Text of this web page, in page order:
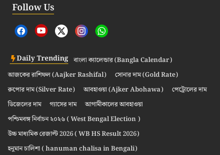
Follow Us
Daily Trending বাংলা ক্যালেন্ডার (Bangla Calendar)
আজকের রাশিফল (Aajker Rashifal)
সোনার দাম (Gold Rate)
রুপোর দাম (Silver Rate)
আবহাওয়া (Ajker Abohawa)
পেট্রোলের দাম
ডিজেলের দাম
গ্যাসের দাম
আগামীকালের আবহাওয়া
পশ্চিমবঙ্গ নির্বাচন ২০২৬ ( West Bengal Election )
উচ্চ মাধ্যমিক রেজাল্ট 2026 ( WB HS Result 2026)
হনুমান চালিশা ( hanuman chalisa in Bengali)